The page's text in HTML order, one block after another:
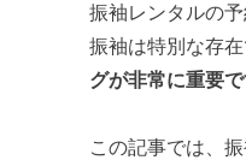
振袖レンタルの
振袖は特別な存
グが非常に重要で
この記事では、